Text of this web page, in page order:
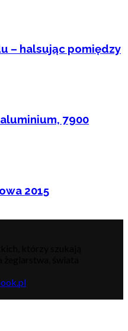
– halsując pomiędzy
7900
2015